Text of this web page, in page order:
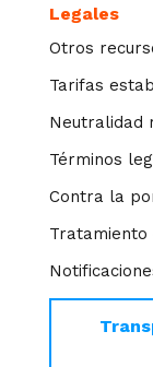
Legales
Otros
Tarifas
Neutralidad
Términos
Contra la